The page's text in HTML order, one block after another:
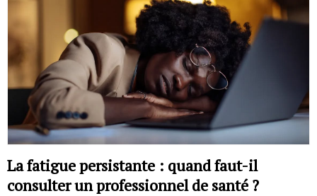
La fatigue persistante : quand faut-il
consulter un professionnel de santé ?